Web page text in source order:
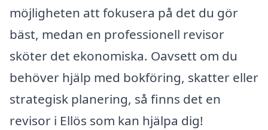
möjligheten att fokusera på det du gör
bäst, medan en professionell revisor
sköter det ekonomiska. Oavsett om du
behöver hjälp med bokföring, skatter eller
strategisk planering, så finns det en
revisor i Ellös som kan hjälpa dig!